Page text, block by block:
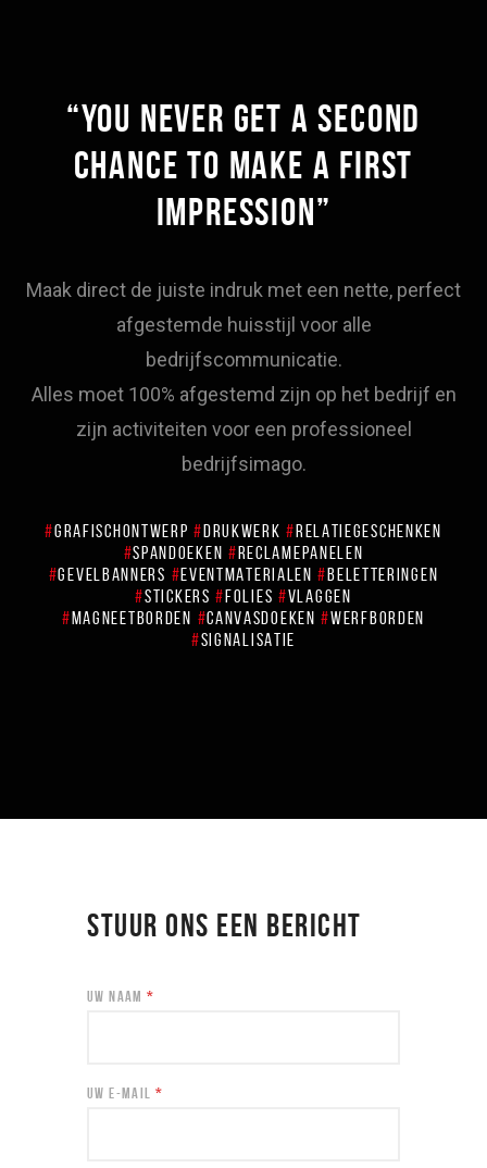
“YOU NEVER GET A SECOND
CHANCE TO MAKE A FIRST
IMPRESSION”
Maak direct de juiste indruk met een nette, perfect
afgestemde huisstijl voor alle
bedrijfscommunicatie.
Alles moet 100% afgestemd zijn op het bedrijf en
zijn activiteiten voor een professioneel
bedrijfsimago.
#GRAFISCHONTWERP# DRUKWERK# RELATIEGESCHENKEN
#SPANDOEKEN # RECLAMEPANELEN
#GEVELBANNERS #EVENTMATERIALEN# BELETTERINGEN
#STICKERS# FOLIES #VLAGGEN
#MAGNEETBORDEN #CANVASDOEKEN#WERFBORDEN
#SIGNALISATIE
STUUR ONS EEN BERICHT
UW NAAM*
UW E-MAIL*